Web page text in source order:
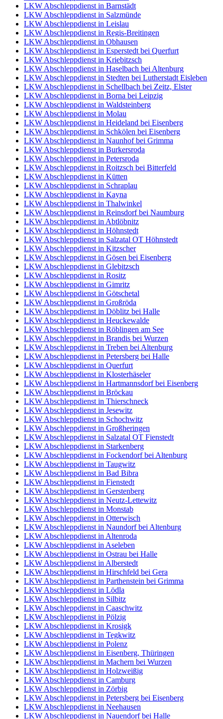
LKW Abschleppdienst in Barnstädt
LKW Abschleppdienst in Salzmünde
LKW Abschleppdienst in Leislau
LKW Abschleppdienst in Regis-Breitingen
LKW Abschleppdienst in Obhausen
LKW Abschleppdienst in Esperstedt bei Querfurt
LKW Abschleppdienst in Kriebitzsch
LKW Abschleppdienst in Haselbach bei Altenburg
LKW Abschleppdienst in Stedten bei Lutherstadt Eisleben
LKW Abschleppdienst in Schellbach bei Zeitz, Elster
LKW Abschleppdienst in Borna bei Leipzig
LKW Abschleppdienst in Waldsteinberg
LKW Abschleppdienst in Molau
LKW Abschleppdienst in Heideland bei Eisenberg
LKW Abschleppdienst in Schkölen bei Eisenberg
LKW Abschleppdienst in Naunhof bei Grimma
LKW Abschleppdienst in Burkersroda
LKW Abschleppdienst in Petersroda
LKW Abschleppdienst in Roitzsch bei Bitterfeld
LKW Abschleppdienst in Kütten
LKW Abschleppdienst in Schraplau
LKW Abschleppdienst in Kayna
LKW Abschleppdienst in Thalwinkel
LKW Abschleppdienst in Reinsdorf bei Naumburg
LKW Abschleppdienst in Abtlöbnitz
LKW Abschleppdienst in Höhnstedt
LKW Abschleppdienst in Salzatal OT Höhnstedt
LKW Abschleppdienst in Kitzscher
LKW Abschleppdienst in Gösen bei Eisenberg
LKW Abschleppdienst in Glebitzsch
LKW Abschleppdienst in Rositz
LKW Abschleppdienst in Gimritz
LKW Abschleppdienst in Götschetal
LKW Abschleppdienst in Großröda
LKW Abschleppdienst in Döblitz bei Halle
LKW Abschleppdienst in Heuckewalde
LKW Abschleppdienst in Röblingen am See
LKW Abschleppdienst in Brandis bei Wurzen
LKW Abschleppdienst in Treben bei Altenburg
LKW Abschleppdienst in Petersberg bei Halle
LKW Abschleppdienst in Querfurt
LKW Abschleppdienst in Klosterhäseler
LKW Abschleppdienst in Hartmannsdorf bei Eisenberg
LKW Abschleppdienst in Bröckau
LKW Abschleppdienst in Thierschneck
LKW Abschleppdienst in Jesewitz
LKW Abschleppdienst in Schochwitz
LKW Abschleppdienst in Großheringen
LKW Abschleppdienst in Salzatal OT Fienstedt
LKW Abschleppdienst in Starkenberg
LKW Abschleppdienst in Fockendorf bei Altenburg
LKW Abschleppdienst in Taugwitz
LKW Abschleppdienst in Bad Bibra
LKW Abschleppdienst in Fienstedt
LKW Abschleppdienst in Gerstenberg
LKW Abschleppdienst in Neutz-Lettewitz
LKW Abschleppdienst in Monstab
LKW Abschleppdienst in Otterwisch
LKW Abschleppdienst in Naundorf bei Altenburg
LKW Abschleppdienst in Altenroda
LKW Abschleppdienst in Aseleben
LKW Abschleppdienst in Ostrau bei Halle
LKW Abschleppdienst in Alberstedt
LKW Abschleppdienst in Hirschfeld bei Gera
LKW Abschleppdienst in Parthenstein bei Grimma
LKW Abschleppdienst in Lödla
LKW Abschleppdienst in Silbitz
LKW Abschleppdienst in Caaschwitz
LKW Abschleppdienst in Pölzig
LKW Abschleppdienst in Krosigk
LKW Abschleppdienst in Tegkwitz
LKW Abschleppdienst in Polenz
LKW Abschleppdienst in Eisenberg, Thüringen
LKW Abschleppdienst in Machern bei Wurzen
LKW Abschleppdienst in Holzweißig
LKW Abschleppdienst in Camburg
LKW Abschleppdienst in Zörbig
LKW Abschleppdienst in Petersberg bei Eisenberg
LKW Abschleppdienst in Neehausen
LKW Abschleppdienst in Nauendorf bei Halle